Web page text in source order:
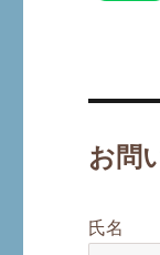
お問
氏名